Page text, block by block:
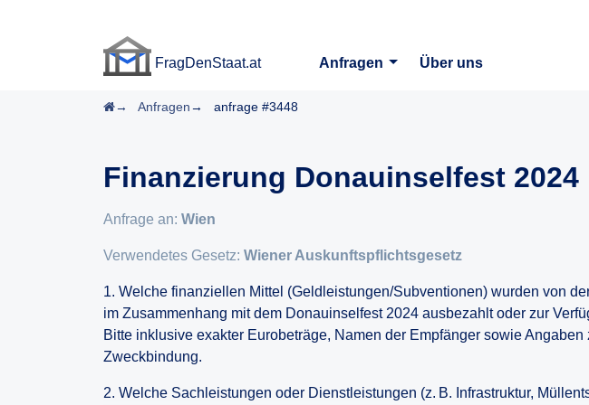
FragDenStaat.at
Anfragen
Über uns
Startseite
Anfragen anfrage #3448
Finanzierung Donauinselfest 2024
Anfrage an: Wien
Verwendetes Gesetz: Wiener Auskunftspflichtsgesetz
1. Welche finanziellen Mittel (Geldleistungen/Subventionen) wurden von
im Zusammenhang mit dem Donauinselfest 2024 ausbezahlt oder zur
Bitte inklusive exakter Eurobeträge, Namen der Empfänger sowie Angaben
Zweckbindung.
2. Welche Sachleistungen oder Dienstleistungen (z. B. Infrastruktur,